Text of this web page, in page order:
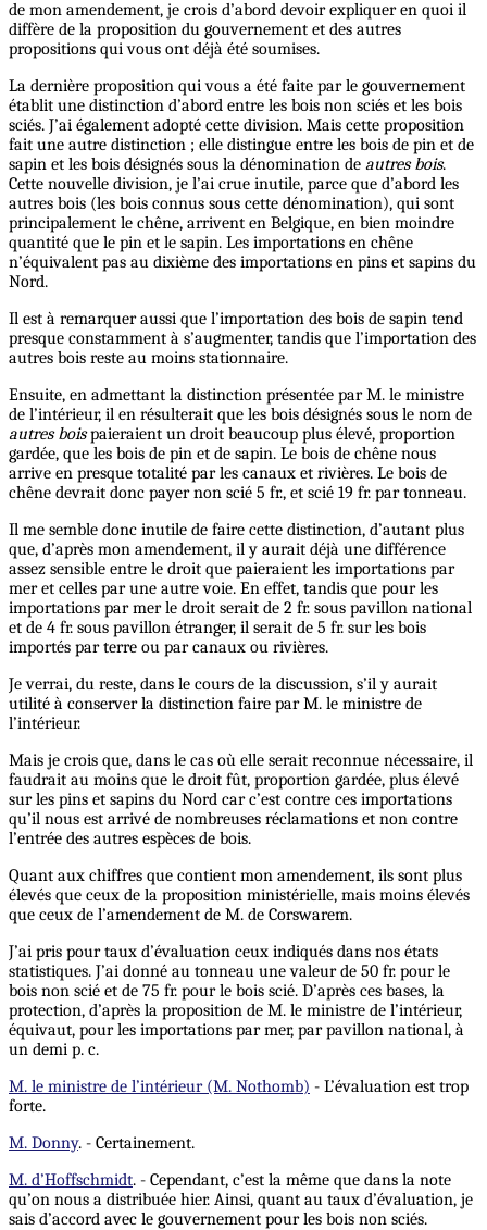
de mon amendement, je crois d’abord devoir expliquer en quoi il
diffère de la proposition du gouvernement et des autres
propositions qui vous ont déjà été soumises.
La dernière proposition qui vous a été faite par le gouvernement
établit une distinction d’abord entre les bois non sciés et les bois
sciés. J’ai également adopté cette division. Mais cette proposition
fait une autre distinction ; elle distingue entre les bois de pin et de
sapin et les bois désignés sous la dénomination de autres bois.
Cette nouvelle division, je l’ai crue inutile, parce que d’abord les
autres bois (les bois connus sous cette dénomination), qui sont
principalement le chêne, arrivent en Belgique, en bien moindre
quantité que le pin et le sapin. Les importations en chêne
n’équivalent pas au dixième des importations en pins et sapins du
Nord.
Il est à remarquer aussi que l’importation des bois de sapin tend
presque constamment à s’augmenter, tandis que l’importation des
autres bois reste au moins stationnaire.
Ensuite, en admettant la distinction présentée par M. le ministre
de l’intérieur, il en résulterait que les bois désignés sous le nom de
autres boispaieraient un droit beaucoup plus élevé, proportion
gardée, que les bois de pin et de sapin. Le bois de chêne nous
arrive en presque totalité par les canaux et rivières. Le bois de
chêne devrait donc payer non scié 5 fr., et scié 19 fr. par tonneau.
Il me semble donc inutile de faire cette distinction, d’autant plus
que, d’après mon amendement, il y aurait déjà une différence
assez sensible entre le droit que paieraient les importations par
mer et celles par une autre voie. En effet, tandis que pour les
importations par mer le droit serait de 2 fr. sous pavillon national
et de 4 fr. sous pavillon étranger, il serait de 5 fr. sur les bois
importés par terre ou par canaux ou rivières.
Je verrai, du reste, dans le cours de la discussion, s’il y aurait
utilité à conserver la distinction faire par M. le ministre de
l’intérieur.
Mais je crois que, dans le cas où elle serait reconnue nécessaire, il
faudrait au moins que le droit fût, proportion gardée, plus élevé
sur les pins et sapins du Nord car c’est contre ces importations
qu’il nous est arrivé de nombreuses réclamations et non contre
l’entrée des autres espèces de bois.
Quant aux chiffres que contient mon amendement, ils sont plus
élevés que ceux de la proposition ministérielle, mais moins élevés
que ceux de l’amendement de M. de Corswarem.
J’ai pris pour taux d’évaluation ceux indiqués dans nos états
statistiques. J’ai donné au tonneau une valeur de 50 fr. pour le
bois non scié et de 75 fr. pour le bois scié. D’après ces bases, la
protection, d’après la proposition de M. le ministre de l’intérieur,
équivaut, pour les importations par mer, par pavillon national, à
un demi p. c.
M. le ministre de l’intérieur (M. Nothomb) - L’évaluation est trop
forte.
M. Donny. - Certainement.
M. d’Hoffschmidt. - Cependant, c’est la même que dans la note
qu’on nous a distribuée hier. Ainsi, quant au taux d’évaluation, je
sais d’accord avec le gouvernement pour les bois non sciés.